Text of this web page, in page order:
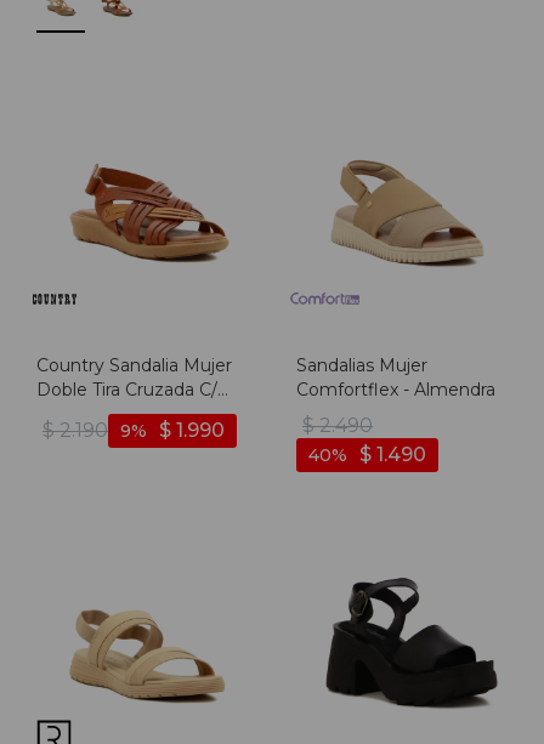
Country Sandalia Mujer
Doble Tira Cruzada C/
Pulsera - Salmon-
multicolor
$ 2.190 $ 1.990
9
Sandalias Mujer
Comfortflex - Almendra
$ 2.490
$ 1.490
40